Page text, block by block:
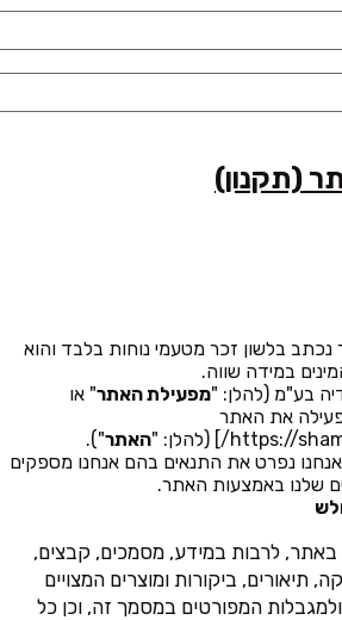
(תקנון)
נכתב בלשון זכר מטעמי נוחות בלבד והוא
במידה שווה.
בע"מ (להלן: "מפעילת האתר" או
את האתר
האתר").
נפרט את התנאים בהם אנחנו מספקים
שלנו באמצעות האתר.
באתר, לרבות במידע, מסמכים, קבצים,
תיאורים, ביקורות ומוצרים המצויים
המפורטים במסמך זה, וכן כל